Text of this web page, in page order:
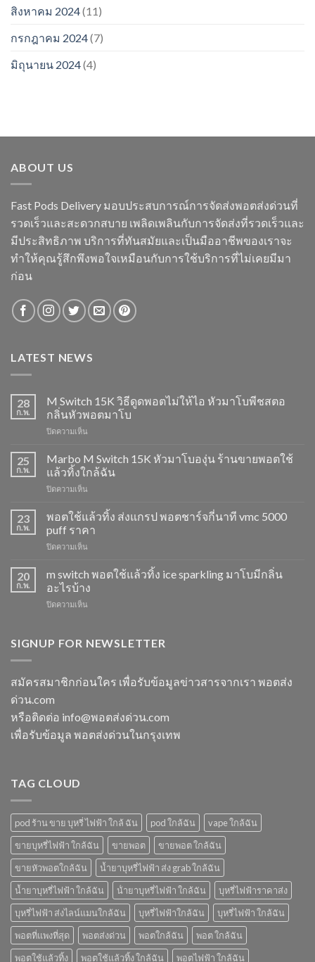
สิงหาคม 2024(11)
กรกฎาคม 2024(7)
มิถุนายน 2024(4)
ABOUT US
Fast Pods Delivery มอบประสบการณ์การจัดส่งพอตส่งด่วนที่
รวดเร็วและสะดวกสบาย เพลิดเพลินกับการจัดส่งที่รวดเร็วและ
มีประสิทธิภาพ บริการที่ทันสมัยและเป็นมืออาชีพของเราจะ
ทำให้คุณรู้สึกพึงพอใจเหมือนกับการใช้บริการที่ไม่เคยมีมา
ก่อน
LATEST NEWS
28
ก.พ.
M Switch 15K วิธีดูดพอตไม่ให้ไอ หัวมาโบพีชสตอ
กลิ่นหัวพอตมาโบ
ปิดความเห็น
Switch
15K
วิธี
ดูด
ไม่
ให้
หัว
โบ
พีช
กลิ่น
ตมา
25
ก.พ.
Marbo M Switch 15K หัวมาโบองุ่น ร้านขายพอตใช้
แล้วทิ้งใกล้ฉัน
ปิดความเห็น
M
Switch
15K
หัว
โบ
องุ่น
ขาย
แล้ว
ฉัน
23
ก.พ.
พอตใช้แล้วทิ้ง ส่งแกรป พอตชาร์จกี่นาที vmc 5000
puff ราคา
ปิดความเห็น
แล้ว
ทิ้ง
ส่ง
ชาร์จ
vmc
5000
ราคา
20
ก.พ.
m switch พอตใช้แล้วทิ้ง ice sparkling มาโบมีกลิ่น
อะไรบ้าง
ปิดความเห็น
พอต
ice
โบ
มี
SIGNUP FOR NEWSLETTER
สมัครสมาชิกก่อนใคร เพื่อรับข้อมูลข่าวสารจากเรา พอตส่ง
ด่วน.com
หรือติดต่อ info@พอตส่งด่วน.com
เพื่อรับข้อมูล พอตส่งด่วนในกรุงเทพ
TAG CLOUD
pod ร้าน ขาย บุหรี่ ไฟฟ้า ใกล้ ฉัน pod ใกล้ฉัน
vape ใกล้ฉัน
ขายบุหรี่ไฟฟ้า ใกล้ฉัน
ขายพอต
ขายพอต ใกล้ฉัน
ขายหัวพอตใกล้ฉัน
น้ำยาบุหรี่ไฟฟ้า ส่ง grab ใกล้ฉัน
น้ำยาบุหรี่ไฟฟ้า ใกล้ฉัน
น้ํายาบุหรี่ไฟฟ้า ใกล้ฉัน
บุหรี่ไฟฟ้าราคาส่ง
บุหรี่ไฟฟ้า ส่งไลน์แมนใกล้ฉัน
บุหรี่ไฟฟ้าใกล้ฉัน
บุหรี่ไฟฟ้า ใกล้ฉัน
พอตที่แพงที่สุด
พอตส่งด่วน พอตใกล้ฉัน
พอต ใกล้ฉัน
พอตใช้แล้วทิ้ง
พอตใช้แล้วทิ้ง ใกล้ฉัน พอตไฟฟ้า ใกล้ฉัน